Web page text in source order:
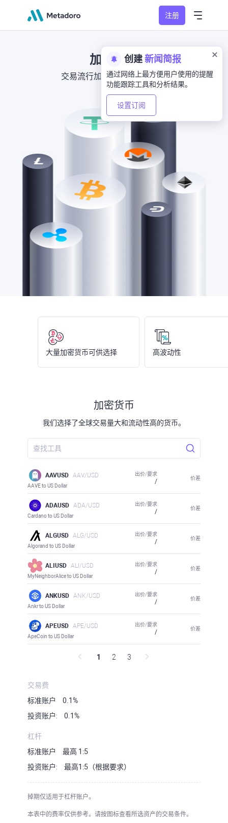
注册
加密货币
交易流行加密货币的差价合约
创建新闻简报
通过网络上最方便用户使用的提醒
功能跟踪工具和分析结果。
设置订阅
大量加密货币可供选择 高波动性
加密货币
我们选择了全球交易量大和流动性高的货币。
AAVUSD AAV/USD
AAVE to US Dollar
出价/要求
/ 价差
ADAUSD ADA/USD
Cardano to US Dollar
出价/要求
/ 价差
ALGUSD ALG/USD
Algorand to US Dollar
出价/要求
/ 价差
ALIUSD ALI/USD
MyNeighborAlice to US Dollar
出价/要求
/ 价差
ANKUSD ANK/USD
Ankr to US Dollar
出价/要求
/ 价差
APEUSD APE/USD
ApeCoin to US Dollar
出价/要求
/ 价差
1 2 3
交易费
标准账户
0.1%
投资账户:
0.1%
杠杆
标准账户
最高 1:5
投资账户:
最高1:5（根据要求）
掉期仅适用于杠杆账户。
本表中的费率仅供参考。请按图标查看所选资产的交易条件。